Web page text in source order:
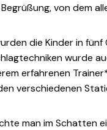
von dem
die Kinder in
wurde
erfahrenen
verschiedenen
man im Schatten